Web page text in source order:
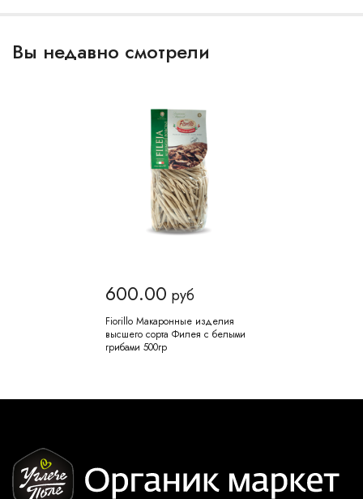
Вы недавно смотрели
600.00 руб
Fiorillo Макаронные изделия
высшего сорта Филея с белыми
грибами 500гр